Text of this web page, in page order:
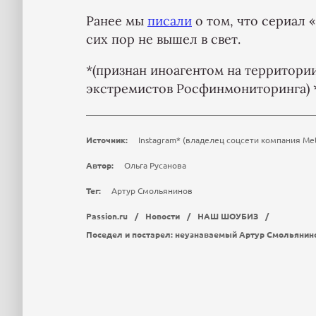
Ранее мы писали о том, что сериал
сих пор не вышел в свет.
*(признан иноагентом на
экстремистов
Источник: Instagram* (владелец соцсети компания
Автор: Ольга Русанова
Тег: Артур Смольянинов
Passion.ru / Новости / НАШ ШОУБИЗ
/
Поседел и постарел: неузнаваемый Артур